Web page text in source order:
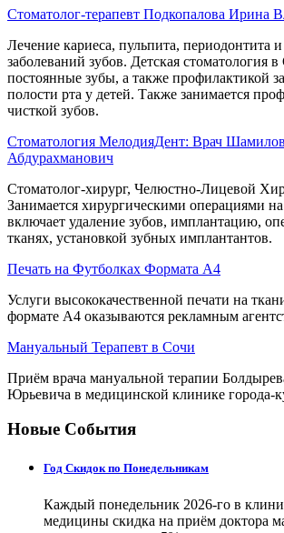
Стоматолог-терапевт Подкопалова Ирина
Лечение кариеса, пульпита, периодонтита
заболеваний зубов. Детская стоматология
постоянные зубы, а также профилактикой
полости рта у детей. Также занимается
чисткой зубов.
Стоматология МелодияДент: Врач
Абдурахманович
Стоматолог-хирург, Челюстно-Лицевой
Занимается хирургическими операциями
включает удаление зубов, имплантацию,
тканях, установкой зубных имплантантов.
Печать на Футболках Формата А4
Услуги высококачественной печати на
формате А4 оказываются рекламным
Мануальный Терапевт в Сочи
Приём врача мануальной терапии
Юрьевича в медицинской клинике города-
Новые События
Год Скидок по Понедельникам
Каждый понедельник 2026-го в
медицины скидка на приём доктора